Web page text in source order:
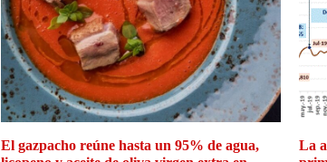
El gazpacho reúne hasta un 95% de agua,
La